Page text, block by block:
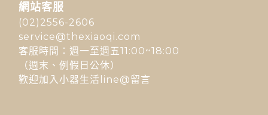
網站客服
(02)2556-2606
service@thexiaoqi.com
客服時間：週一至週五11:00~18:00
（週末、例假日公休）
歡迎加入小器生活line@留言